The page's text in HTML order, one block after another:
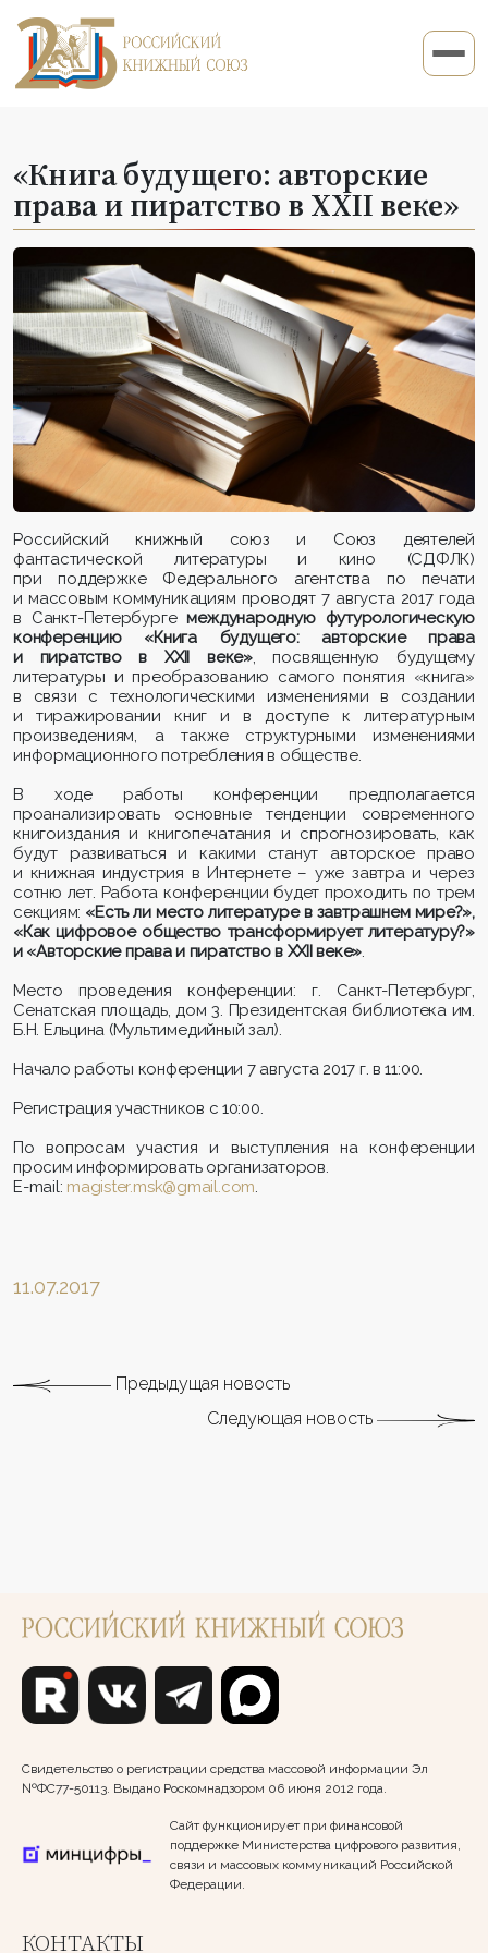
«Книга будущего: авторские
права и пиратство в XXII веке»
Российский книжный союз и Союз деятелей
фантастической литературы и кино (СДФЛК)
при поддержке Федерального агентства по печати
и массовым коммуникациям проводят 7 августа 2017 года
в Санкт-Петербургемеждународную футурологическую
конференцию «Книга будущего: авторские права
и пиратство в XXII веке», посвященную будущему
литературы и преобразованию самого понятия «книга»
в связи с технологическими изменениями в создании
и тиражировании книг и в доступе к литературным
произведениям, а также структурными изменениями
информационного потребления в обществе.
В ходе работы конференции предполагается
проанализировать основные тенденции современного
книгоиздания и книгопечатания и спрогнозировать, как
будут развиваться и какими станут авторское право
и книжная индустрия в Интернете – уже завтра и через
сотню лет. Работа конференции будет проходить по трем
секциям: «Есть ли место литературе в завтрашнем мире?»,
«Как цифровое общество трансформирует литературу?»
и «Авторские права и пиратство в XXII веке».
Место проведения конференции: г. Санкт-Петербург,
Cенатская площадь, дом 3. Президентская библиотека им.
Б.Н. Ельцина (Мультимедийный зал).
Начало работы конференции 7 августа 2017 г. в 11:00.
Регистрация участников с 10:00.
По вопросам участия и выступления на конференции
просим информировать организаторов.
E-mail: magister.msk@gmail.com.
11.07.2017
Предыдущая новость
Следующая новость
Свидетельство о регистрации средства массовой информации Эл
№ФС77-50113. Выдано Роскомнадзором 06 июня 2012 года.
Сайт функционирует при финансовой
поддержке Министерства цифрового развития,
связи и массовых коммуникаций Российской
Федерации.
КОНТАКТЫ